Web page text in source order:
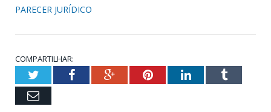
PARECER JURÍDICO
COMPARTILHAR:
TwitterFacebookGoogle+PinterestLinkedInTumblr
Email